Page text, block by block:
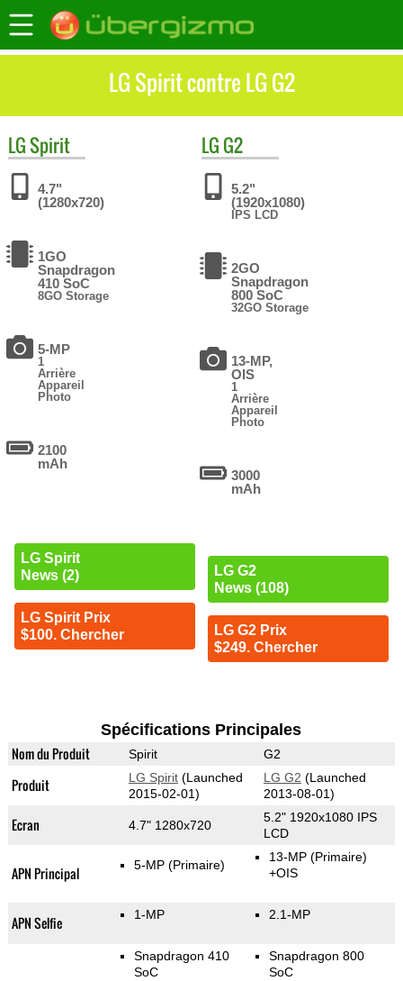
LG Spirit contre LG G2
LGSpirit
4.7"
(1280x720)
1GO
Snapdragon
410 SoC
8GO Storage
5-MP
1
Arrière
Appareil
Photo
2100
mAh
LG Spirit
News (2)
LG Spirit Prix
$100. Chercher
LG G2
5.2"
(1920x1080)
IPS LCD
2GO
Snapdragon
800 SoC
32GO Storage
13-MP,
OIS
1
Arrière
Appareil
Photo
3000
mAh
LG G2
News (108)
LG G2 Prix
$249. Chercher
Spécifications Principales
Nom du Produit Spirit G2
Produit LG Spirit(Launched
2015-02-01)
LG G2 (Launched
2013-08-01)
Ecran 4.7" 1280x720
5.2" 1920x1080 IPS
LCD
APN Principal 5-MP (Primaire)
13-MP (Primaire)
+OIS
APN Selfie 1-MP 2.1-MP
Snapdragon 410
SoC
Snapdragon 800
SoC